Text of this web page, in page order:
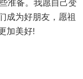
准备。我愿自己变
成为好朋友，愿祖
加美好!